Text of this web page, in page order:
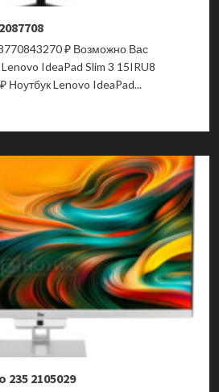
₽ Возможно Вас
IdeaPad Slim 3 15IRU8
Ноутбук Lenovo IdeaPad...
2105029